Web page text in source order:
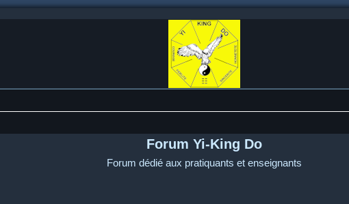
Forum Yi-King Do
Forum dédié aux pratiquants et enseignants